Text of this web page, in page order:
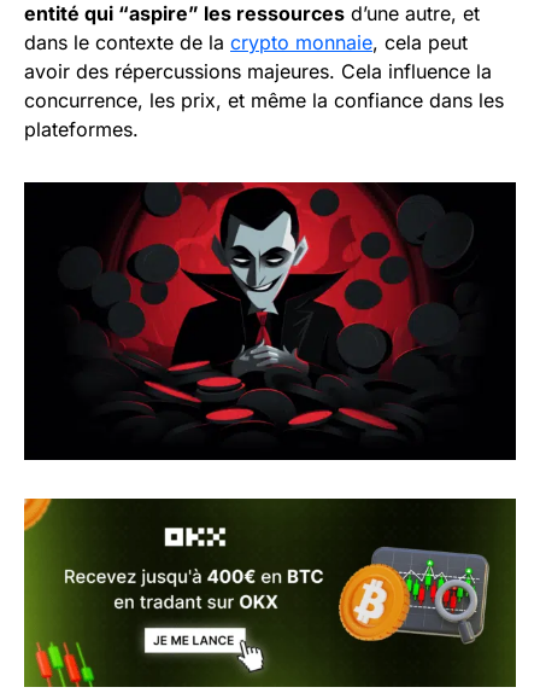
entité qui “aspire” les ressources d’une autre, et
dans le contexte de la crypto monnaie, cela peut
avoir des répercussions majeures. Cela influence la
concurrence, les prix, et même la confiance dans les
plateformes.